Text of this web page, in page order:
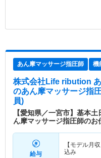
あん摩マッサージ指圧師 機
株式会社Life ribution
のあん摩マッサージ指
員)
【愛知県／一宮市】基本
ん摩マッサージ指圧師のお
給与
【モデル月収
込み